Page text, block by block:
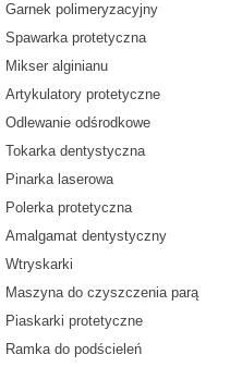
Garnek polimeryzacyjny
Spawarka protetyczna
Mikser alginianu
Artykulatory protetyczne
Odlewanie odśrodkowe
Tokarka dentystyczna
Pinarka laserowa
Polerka protetyczna
Amalgamat dentystyczny
Wtryskarki
Maszyna do czyszczenia parą
Piaskarki protetyczne
Ramka do podścieleń